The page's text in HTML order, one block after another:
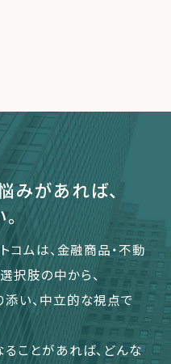
みがあれば、
コムは、金融商品・不動
択肢の中から、
い、中立的な視点で
ことがあれば、どんな